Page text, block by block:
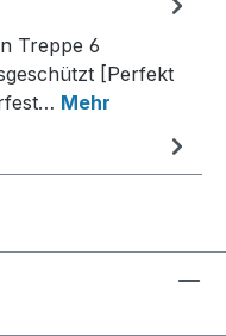
Treppe 6
[Perfekt
Mehr